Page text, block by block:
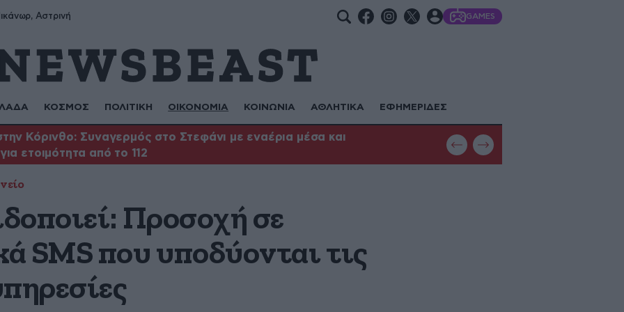
Αστρινή GAMES
ΚΟΣΜΟΣ ΠΟΛΙΤΙΚΗ ΟΙΚΟΝΟΜΙΑ ΚΟΙΝΩΝΙΑ ΑΘΛΗΤΙΚΑ ΕΦΗΜΕΡΙΔΕΣ
Κόρινθο: Συναγερμός στο Στεφάνι με εναέρια μέσα και
ετοιμότητα από το 112
Φωτιά στη Θεσσαλονίκη: Μεγάλη
με εναέρια μέσα
Προσοχή σε
SMS που υποδύονται τις